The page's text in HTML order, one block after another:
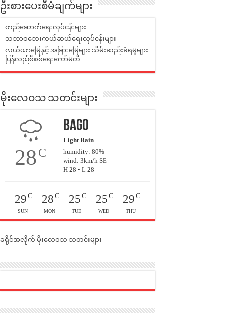
ဦးစားပေးစီမံချက်များ
တည်ဆောက်ရေးလုပ်ငန်းများ
သဘာဝဘေးကယ်ဆယ်ရေးလုပ်ငန်းများ
လယ်ယာမြေနှင့် အခြားမြေများ သိမ်းဆည်းခံရမှုများ
ပြန်လည်စီစစ်ရေးကော်မတီ
မိုးလေဝသ သတင်းများ
28C
Bago
Light Rain
humidity: 80%
wind: 3km/h SE
H 28 • L 28
29 C
SUN
28 C
MON
25 C
TUE
25 C
WED
29 C
THU
ခရိုင်အလိုက် မိုးလေဝသ သတင်းများ